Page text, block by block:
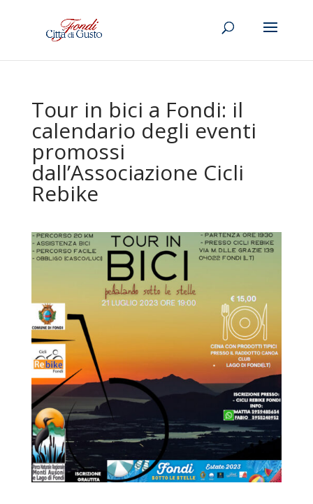
Tour in bici a Fondi: il
calendario degli eventi
promossi
dall’Associazione Cicli
Rebike